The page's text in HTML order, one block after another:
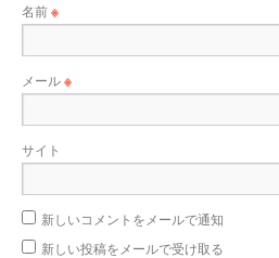
名前※
メール※
サイト
新しいコメントをメールで通知
新しい投稿をメールで受け取る